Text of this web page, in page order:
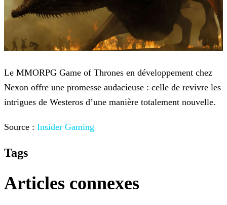
Le MMORPG Game of Thrones en développement chez
Nexon offre une promesse audacieuse : celle de revivre les
intrigues de Westeros d’une manière totalement nouvelle.
Source : Insider Gaming
Tags
Articles connexes